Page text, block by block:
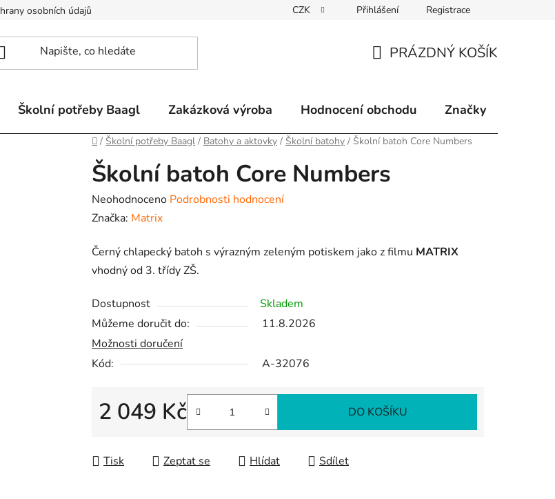
osobních údajů Způsoby doručení Kontakty
CZK Přihlášení Registrace
KOŠÍK
PRÁZDNÝ KOŠÍK
Školní potřeby Baagl Zakázková výroba Hodnocení obchodu Značky
Domů
/ Školní potřeby Baagl / Batohy a aktovky / Školní batohy / Školní batoh Core Numbers
Školní batoh Core Numbers
Průměrné
hodnocení
je
0,0
5
hvězdiček.
Neohodnoceno Podrobnosti hodnocení
Značka: Matrix
Černý chlapecký batoh s výrazným zeleným potiskem jako z filmu MATRIX
vhodný od 3. třídy ZŠ.
Dostupnost
Skladem
Můžeme doručit do:
11.8.2026
Možnosti doručení
Kód:
A-32076
2 049 Kč DO KOŠÍKU
Tisk Zeptat se Hlídat Sdílet